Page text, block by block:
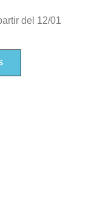
del 12/01